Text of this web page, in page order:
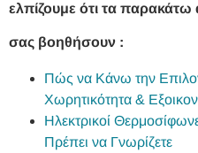
ελπίζουμε ότι τα
σας βοηθήσουν :
Πώς να Κάνω την
Χωρητικότητα &
Ηλεκτρικοί
Πρέπει να Γνωρίζετε